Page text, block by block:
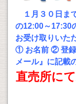
１月３０日ま
の12:00～17:30
お受け取りいた
① お名前 ② 登録
メール』に記載
直売所にて